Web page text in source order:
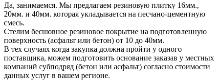
Да, занимаемся. Мы предлагаем резиновую плитку 16мм.,
20мм. и 40мм. которая укладывается на песчано-цементную
смесь.
Стелим бесшовное резиновое покрытие на подготовленную
поверхность (асфальт или бетон) от 10 до 40мм.
В тех случаях когда закупка должна пройти у одного
поставщика, можем подготовить основание заказав у местных
компаний субподряд (бетон или асфальт) согласно стоимости
данных услуг в вашем регионе.